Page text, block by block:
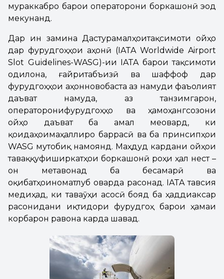
мураккабро барои операторони боркашонӣ эҷод
мекунанд.
Дар ин замина Дастурамалҳоитақсимоти ҷойҳо
дар фурудгоҳҳои ҷаҳонӣ (IATA Worldwide Airport
Slot Guidelines-WASG)-ии IATA барои тақсимоти
одилона, ғайритабъизӣ ва шаффоф дар
фурудгоҳҳои ҷаҳонновобаста аз намуди фаъолият
даъват намуда, аз танзимгарон,
операторонифурудгоҳҳо ва ҳамоҳангсозони
ҷойҳо даъват ба амал меовард, ки
қоидаҳоимаҳаллиро баррасӣ ва ба принсипҳои
WASG мутобиқ намоянд. Маҳдуд кардани ҷойҳои
таваққуфиширкатҳои боркашонӣ роҳи ҳал нест –
он метавонад ба бесамарӣ ва
оқибатҳоиноматлуб оварда расонад. IATA тавсия
медиҳад, ки таваҷҷӯҳи асосӣ бояд ба ҳаддиаксар
расонидани иқтидори фурудгоҳ барои ҳамаи
корбарон равона карда шавад.